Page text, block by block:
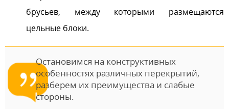
брусьев, между которыми размещаются
цельные блоки.
Остановимся на конструктивных
особенностях различных перекрытий,
разберем их преимущества и слабые
стороны.